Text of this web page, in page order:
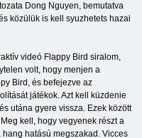
Dong Nguyen, bemutatva
közülük is kell syuzhetets hazai
videó Flappy Bird siralom,
volt, hogy menjen a
Bird, és befejezve az
játékok. Azt kell küzdenie
utána gyere vissza. Ezek között
kell, hogy vegyenek részt a
hatású megszakad. Vicces